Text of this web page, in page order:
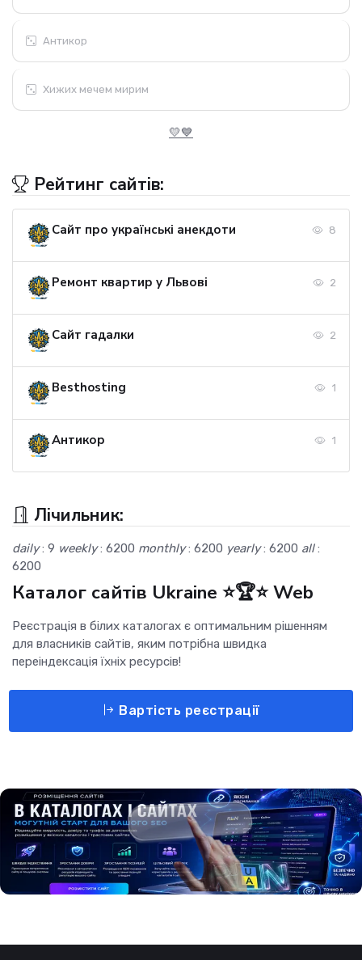
Антикор
Хижих мечем мирим
💛💙
Рейтинг сайтів:
Сайт про українські анекдоти 8
Ремонт квартир у Львові 2
Сайт гадалки 2
Besthosting 1
Антикор 1
Лічильник:
daily: 9 weekly: 6200 monthly: 6200 yearly: 6200 all:
6200
Каталог сайтів Ukraine ⭐🏆⭐ Web
Реєстрація в білих каталогах є оптимальним рішенням
для власників сайтів, яким потрібна швидка
переіндексація їхніх ресурсів!
Вартість реєстрації